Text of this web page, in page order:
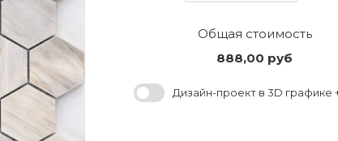
Общая стоимость
888,00 руб
Дизайн-проект в 3D графике